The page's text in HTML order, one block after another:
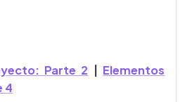
Parte 2
Elementos
4